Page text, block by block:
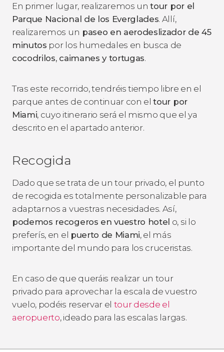
En primer lugar, realizaremos untour por el
Parque Nacional de los Everglades. Allí,
realizaremos un paseo en aerodeslizador de 45
minutos por los humedales en busca de
cocodrilos, caimanes y tortugas.
Tras este recorrido, tendréis tiempo libre en el
parque antes de continuar con eltour por
Miami, cuyo itinerario será el mismo que el ya
descrito en el apartado anterior.
Recogida
Dado que se trata de un tour privado, el punto
de recogida es totalmente personalizable para
adaptarnos a vuestras necesidades. Así,
podemos recogeros en vuestro hotel o, si lo
preferís, en el puerto de Miami, el más
importante del mundo para los cruceristas.
En caso de que queráis realizar un tour
privado para aprovechar la escala de vuestro
vuelo, podéis reservar el tour desde el
aeropuerto, ideado para las escalas largas.